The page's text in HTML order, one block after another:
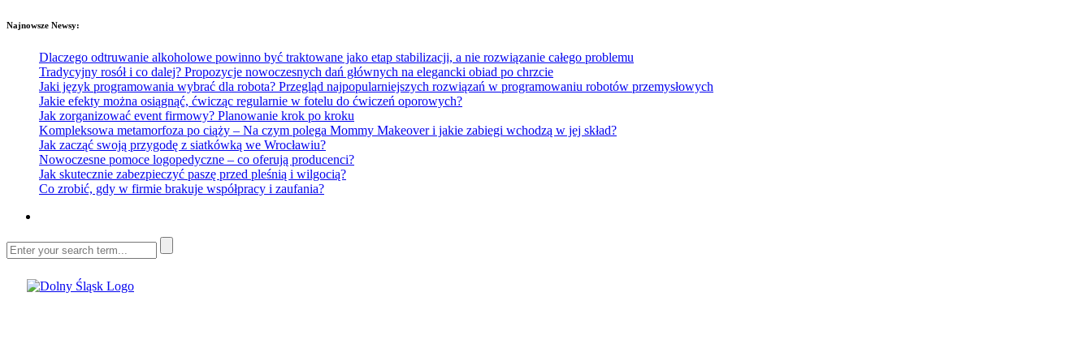
Najnowsze Newsy:
Dlaczego odtruwanie alkoholowe powinno być traktowane jako etap stabilizacji, a nie rozwiązanie całego problemu
Tradycyjny rosół i co dalej? Propozycje nowoczesnych dań głównych na elegancki obiad po chrzcie
Jaki język programowania wybrać dla robota? Przegląd najpopularniejszych rozwiązań w programowaniu robotów przemysłowych
Jakie efekty można osiągnąć, ćwicząc regularnie w fotelu do ćwiczeń oporowych?
Jak zorganizować event firmowy? Planowanie krok po kroku
Kompleksowa metamorfoza po ciąży – Na czym polega Mommy Makeover i jakie zabiegi wchodzą w jej skład?
Jak zacząć swoją przygodę z siatkówką we Wrocławiu?
Nowoczesne pomoce logopedyczne – co oferują producenci?
Jak skutecznie zabezpieczyć paszę przed pleśnią i wilgocią?
Co zrobić, gdy w firmie brakuje współpracy i zaufania?